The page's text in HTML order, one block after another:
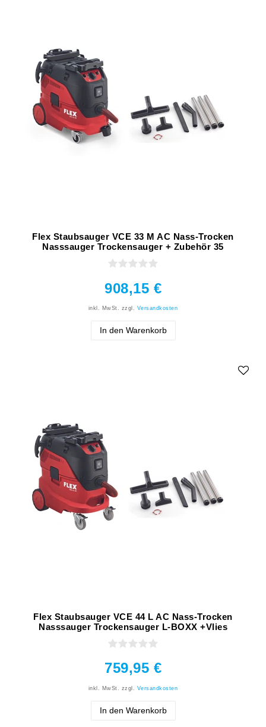
Flex Staubsauger VCE 33 M AC Nass-Trocken
Nasssauger Trockensauger + Zubehör 35
908,15 €
inkl. MwSt. zzgl. Versandkosten
In den Warenkorb
Flex Staubsauger VCE 44 L AC Nass-Trocken
Nasssauger Trockensauger L-BOXX +Vlies
759,95 €
inkl. MwSt. zzgl. Versandkosten
In den Warenkorb